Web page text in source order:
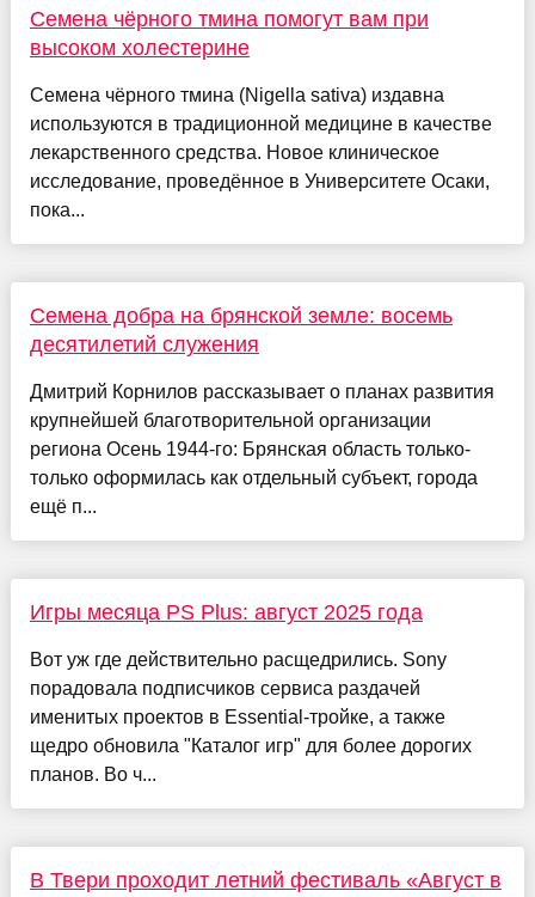
Семена чёрного тмина помогут вам при
высоком холестерине
Семена чёрного тмина (Nigella sativa) издавна
используются в традиционной медицине в качестве
лекарственного средства. Новое клиническое
исследование, проведённое в Университете Осаки,
пока...
Семена добра на брянской земле: восемь
десятилетий служения
Дмитрий Корнилов рассказывает о планах развития
крупнейшей благотворительной организации
региона Осень 1944-го: Брянская область только-
только оформилась как отдельный субъект, города
ещё п...
Игры месяца PS Plus: август 2025 года
Вот уж где действительно расщедрились. Sony
порадовала подписчиков сервиса раздачей
именитых проектов в Essential-тройке, а также
щедро обновила "Каталог игр" для более дорогих
планов. Во ч...
В Твери проходит летний фестиваль «Август в